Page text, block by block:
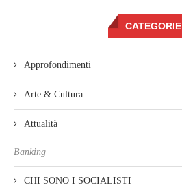
CATEGORIE
Approfondimenti
Arte & Cultura
Attualità
Banking
CHI SONO I SOCIALISTI